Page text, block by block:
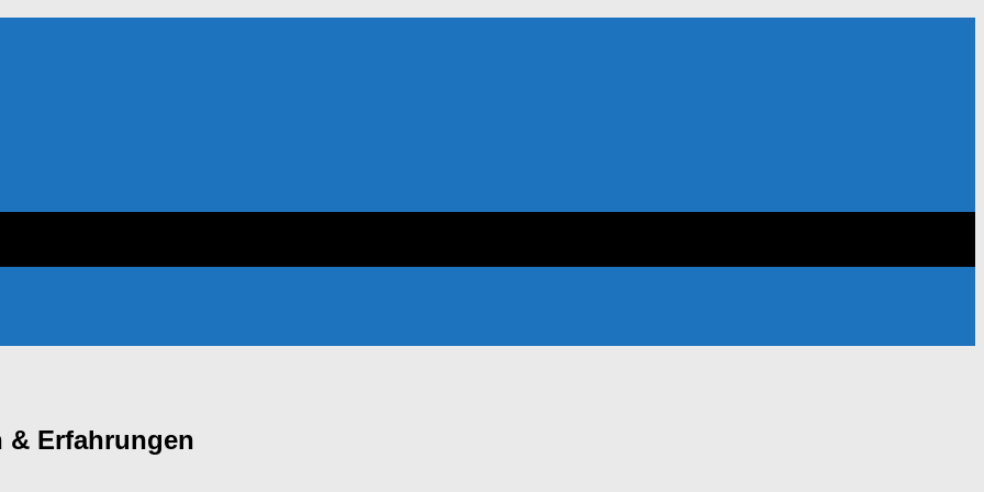
& Erfahrungen